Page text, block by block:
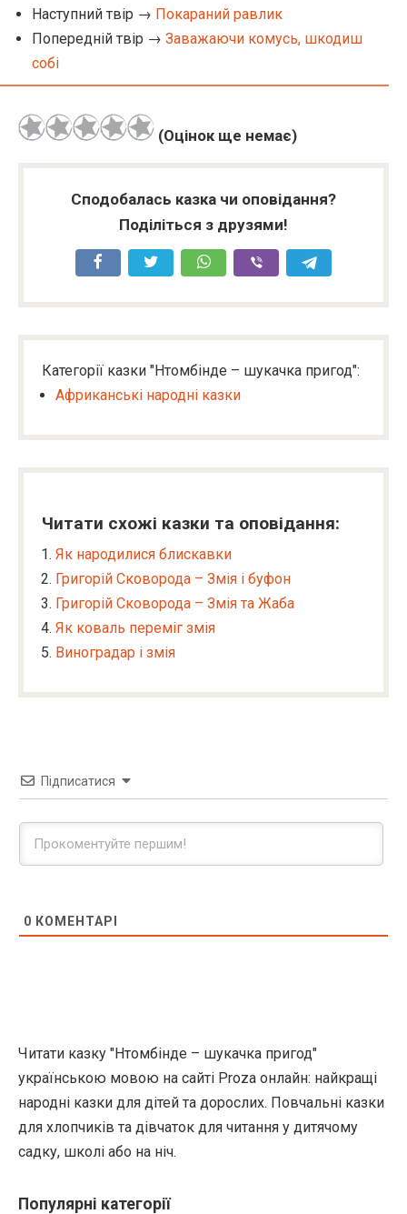
Наступний твір → Покараний равлик
Попередній твір → Заважаючи комусь, шкодиш
собі
(Оцінок ще немає)
Сподобалась казка чи оповідання?
Поділіться з друзями!
Категорії казки "Нтомбінде – шукачка пригод":
Африканські народні казки
Читати схожі казки та оповідання:
Як народилися блискавки
Григорій Сковорода – Змія і буфон
Григорій Сковорода – Змія та Жаба
Як коваль переміг змія
Виноградар і змія
Підписатися
0 КОМЕНТАРІ
Читати казку "Нтомбінде – шукачка пригод"
українською мовою на сайті Proza онлайн: найкращі
народні казки для дітей та дорослих. Повчальні казки
для хлопчиків та дівчаток для читання у дитячому
садку, школі або на ніч.
Популярні категорії